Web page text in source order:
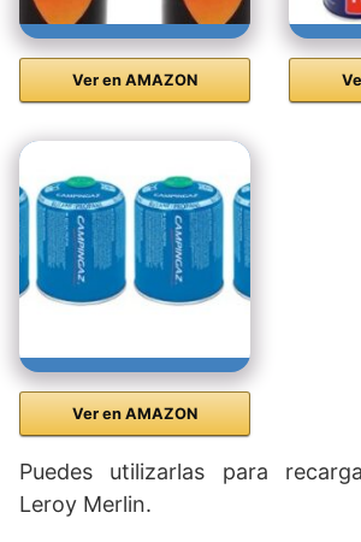
Ver en AMAZON
Ver en AMAZON
Puedes utilizarlas para
Leroy Merlin.